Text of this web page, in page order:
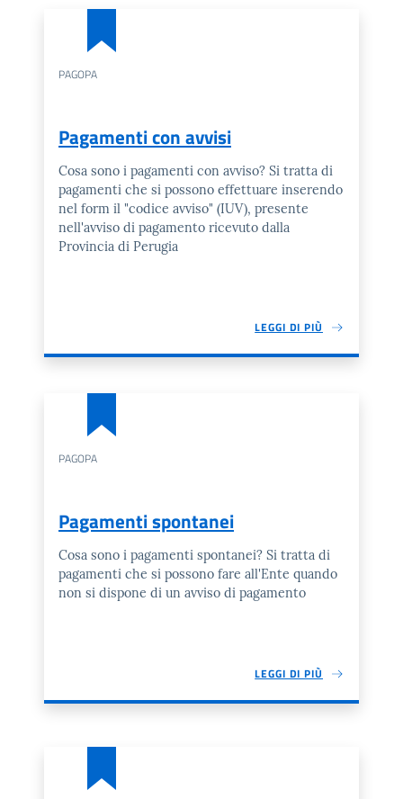
PAGOPA
Pagamenti con avvisi
Cosa sono i pagamenti con avviso? Si tratta di
pagamenti che si possono effettuare inserendo
nel form il "codice avviso" (IUV), presente
nell'avviso di pagamento ricevuto dalla
Provincia di Perugia
LEGGI DI PIÙ
PAGOPA
Pagamenti spontanei
Cosa sono i pagamenti spontanei? Si tratta di
pagamenti che si possono fare all'Ente quando
non si dispone di un avviso di pagamento
LEGGI DI PIÙ